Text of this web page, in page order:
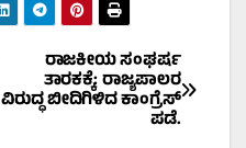
ರಾಜಕೀಯ ಸಂಘರ್ಷ
ತಾರಕಕ್ಕೆ: ರಾಜ್ಯಪಾಲರ
ವಿರುದ್ಧ ಬೀದಿಗಿಳಿದ ಕಾಂಗ್ರೆಸ್
ಪಡೆ.